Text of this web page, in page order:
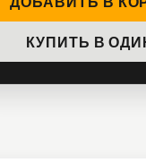
КУПИТЬ В